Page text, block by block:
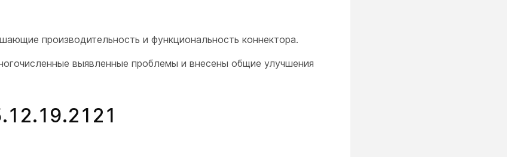
производительность и функциональность коннектора.
выявленные проблемы и внесены общие улучшения